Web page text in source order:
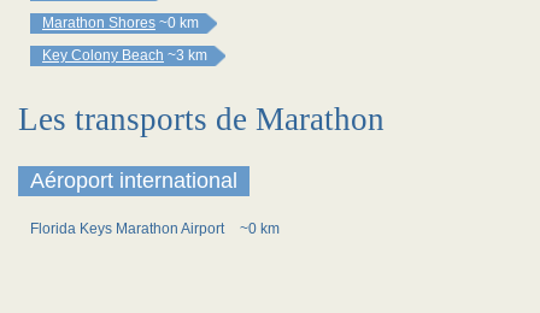
Marathon Shores ~0 km
Key Colony Beach ~3 km
Les transports de Marathon
Aéroport international
Florida Keys Marathon Airport ~0 km